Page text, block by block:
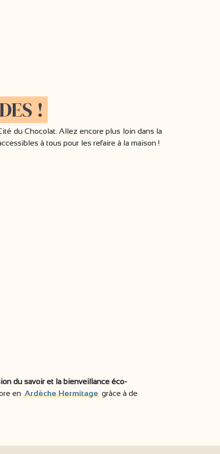
!
du Chocolat. Allez encore plus loin dans la
à tous pour les refaire à la maison !
du savoir et la bienveillance éco-
en Ardèche Hermitage grâce à de